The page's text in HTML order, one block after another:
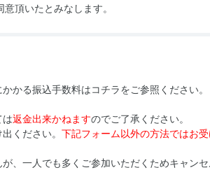
頂いたとみなします。
かる振込手数料はコチラをご参照ください。
は返金出来かねますのでご了承ください。
ください。 下記フォーム以外の方法ではお
、一人でも多くご参加いただくためキャン